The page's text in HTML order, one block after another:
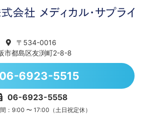
〒534-0016
市都島区友渕町2-8-8
06-6923-5515
06-6923-5558
：9:00 〜 17:00（土日祝定休）